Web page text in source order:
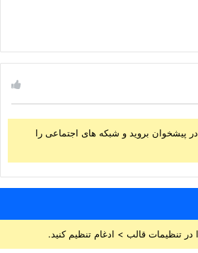
به صفحه Arqam options در پیشخوان بروید و شبکه های اجتماعی را